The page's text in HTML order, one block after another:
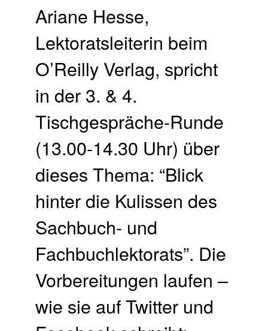
Ariane Hesse,
Lektoratsleiterin beim
O’Reilly Verlag, spricht
in der 3. & 4.
Tischgespräche-Runde
(13.00-14.30 Uhr) über
dieses Thema: “Blick
hinter die Kulissen des
Sachbuch- und
Fachbuchlektorats”. Die
Vorbereitungen laufen –
wie sie auf Twitter und